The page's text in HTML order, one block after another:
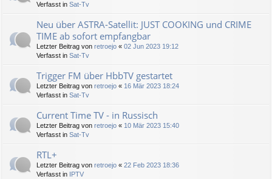
Verfasst in Sat-Tv
Neu über ASTRA-Satellit: JUST COOKING und CRIME
TIME ab sofort empfangbar
Letzter Beitrag von retroejo « 02 Jun 2023 19:12
Verfasst in Sat-Tv
Trigger FM über HbbTV gestartet
Letzter Beitrag von retroejo « 16 Mär 2023 18:24
Verfasst in Sat-Tv
Current Time TV - in Russisch
Letzter Beitrag von retroejo « 10 Mär 2023 15:40
Verfasst in Sat-Tv
RTL+
Letzter Beitrag von retroejo « 22 Feb 2023 18:36
Verfasst in
IPTV